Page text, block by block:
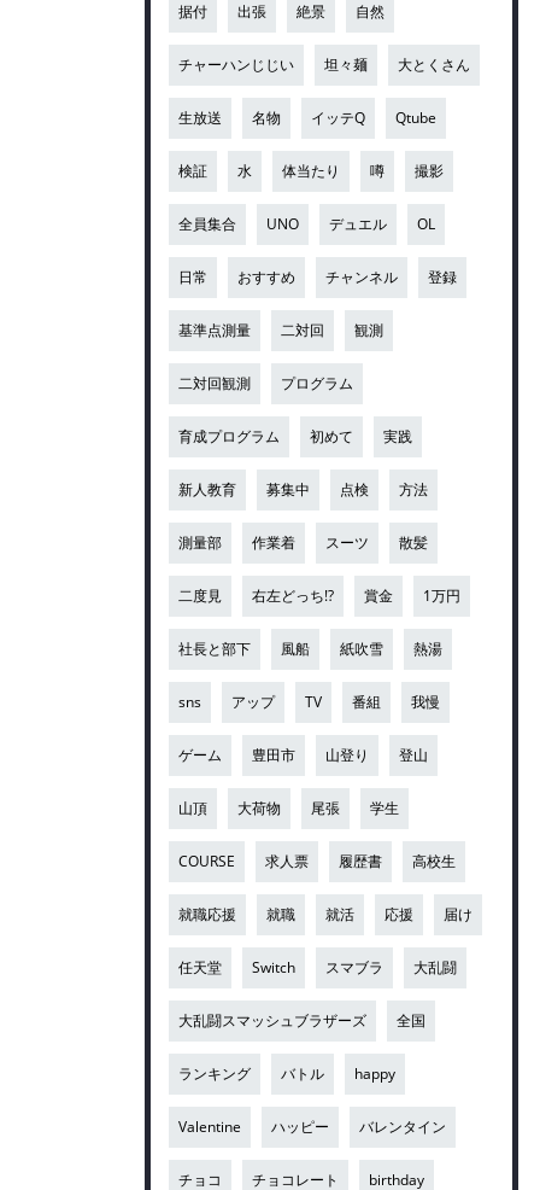
据付 出張 絶景 自然
チャーハンじじい 坦々麺 大とくさん
生放送 名物 イッテQ Qtube
検証 水 体当たり 噂 撮影
全員集合 UNO デュエル OL
日常 おすすめ チャンネル 登録
基準点測量 二対回 観測
二対回観測 プログラム
育成プログラム 初めて 実践
新人教育 募集中 点検 方法
測量部 作業着 スーツ 散髪
二度見 右左どっち!? 賞金 1万円
社長と部下 風船 紙吹雪 熱湯
sns アップ TV 番組 我慢
ゲーム 豊田市 山登り 登山
山頂 大荷物 尾張 学生
COURSE 求人票 履歴書 高校生
就職応援 就職 就活 応援 届け
任天堂 Switch スマブラ 大乱闘
大乱闘スマッシュブラザーズ 全国
ランキング バトル happy
Valentine ハッピー バレンタイン
チョコ チョコレート birthday